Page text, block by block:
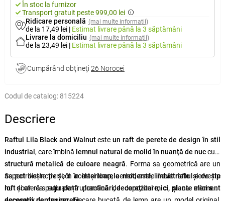
În stoc la furnizor
Transport gratuit peste 999,00 lei
Ridicare personală (mai multe informații)
de la 17,49 lei | Estimat livrare până la 3 săptămâni
Livrare la domiciliu (mai multe informații)
de la 23,49 lei | Estimat livrare până la 3 săptămâni
Cumpărând obţineţi 26 Norocei
Codul de catalog: 815224
Descriere
Raftul Lila Black and Walnuteste un raft de perete de design în stil
industrial , care îmbină lemnul natural de molid în nuanță de nuccuo
structură metalică de culoare neagră. Forma sa geometrică are un
aspect distinctiv și, în același timp, aerisit, astfel încât raftul servește
nu doar ca suprafață practică de depozitare, ci și ca element
Se potrivește perfect îninterioarele moderne, industriale și de tip
loftși oferă spațiu pentrulumânări, decorațiuni mici, plante mici sau